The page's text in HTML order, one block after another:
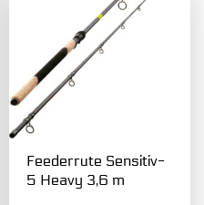
Feederrute Sensitiv-
5 Heavy 3,6 m